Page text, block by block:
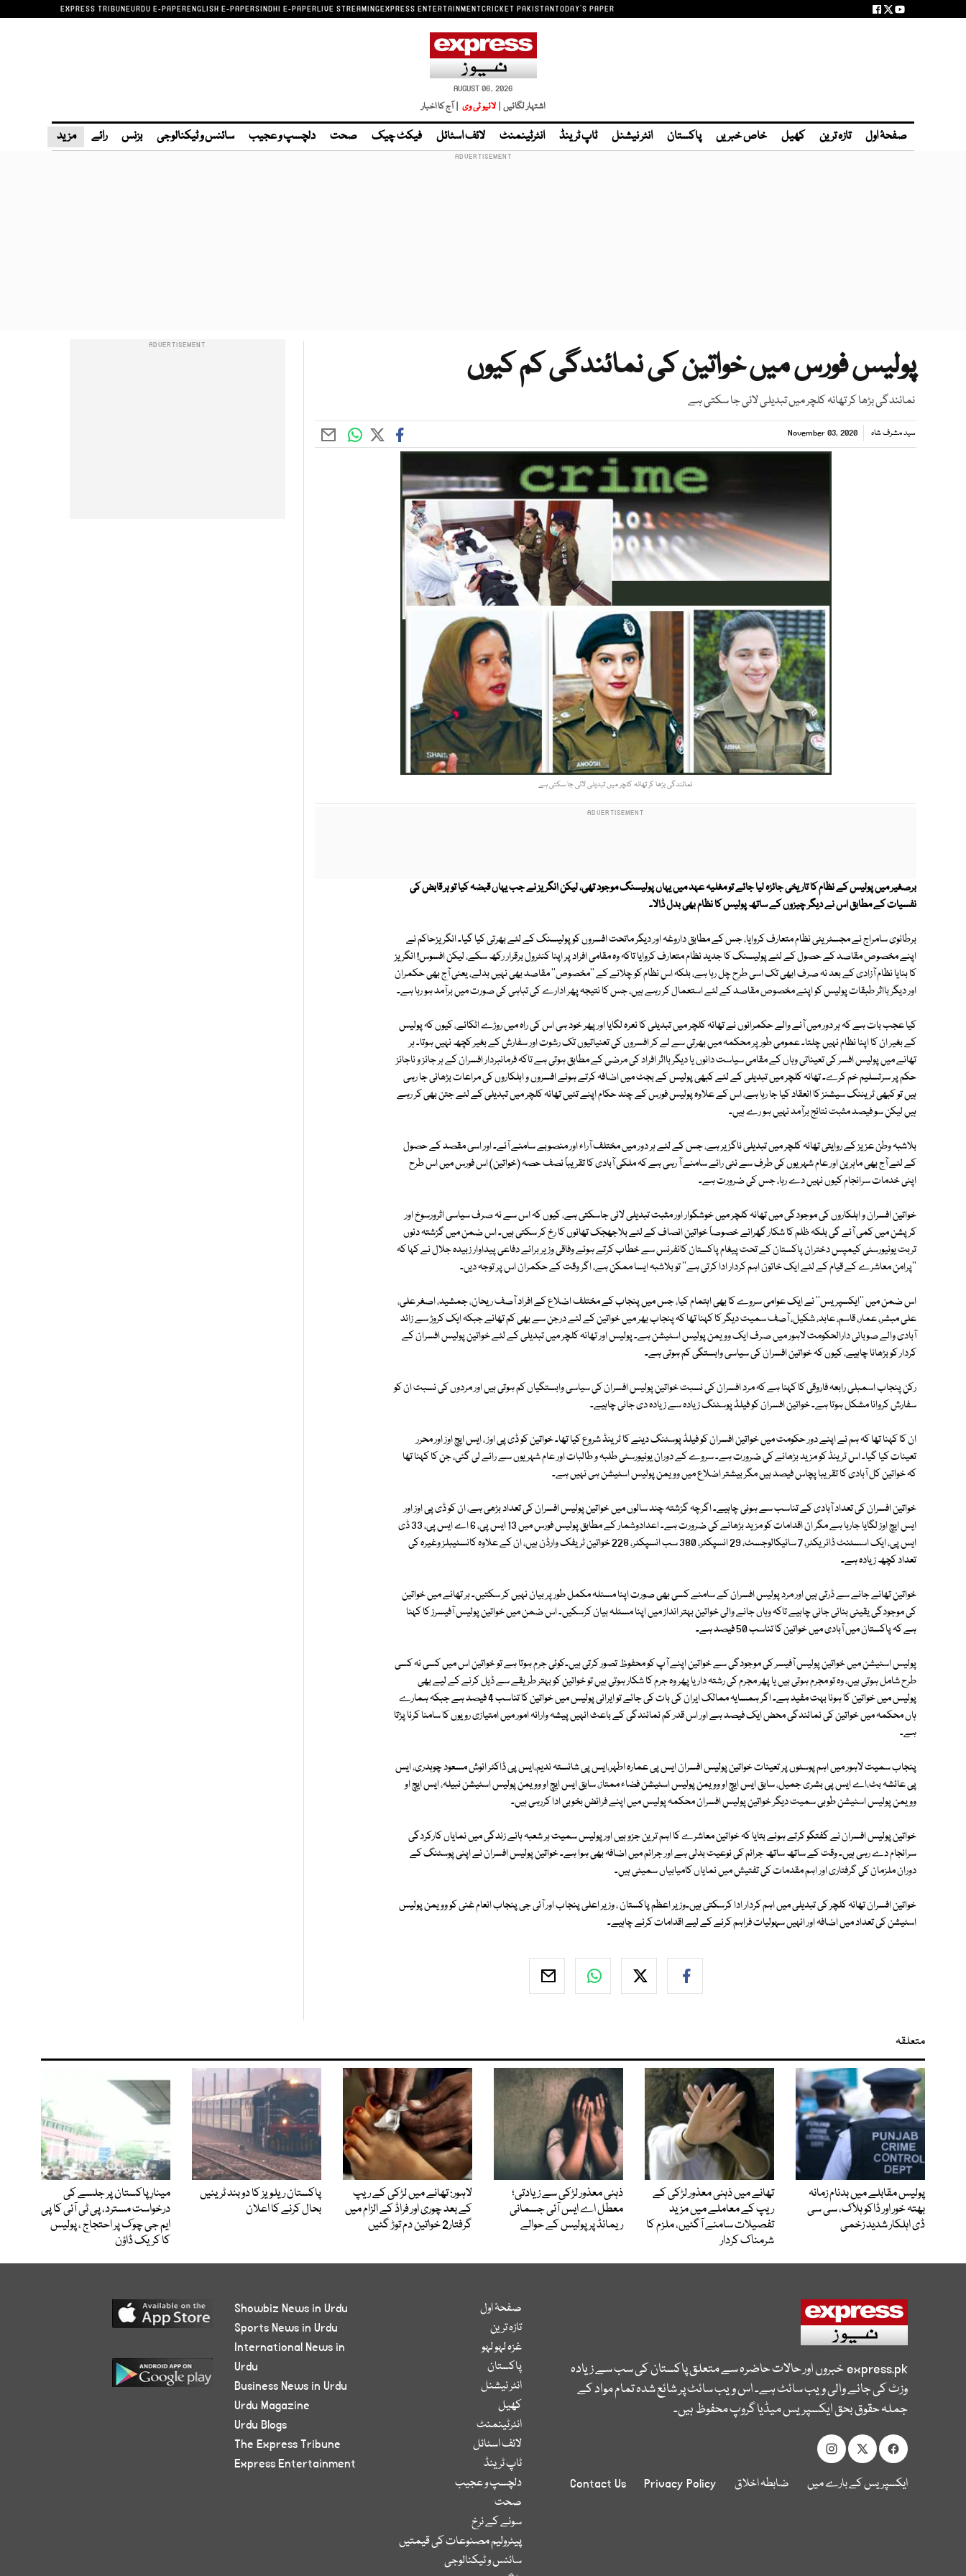
EXPRESS TRIBUNEURDU E-PAPERENGLISH E-PAPERSINDHI E-PAPERLIVE STREAMINGEXPRESS ENTERTAINMENTCRICKET PAKISTANTODAY'S PAPER
AUGUST 06, 2026
اشتہار لگائیں | لائیو ٹی وی | آج کا اخبار
صفحۂ اول تازہ ترین کھیل خاص خبریں پاکستان انٹر نیشنل ٹاپ ٹرینڈ انٹرٹینمنٹ لائف اسٹائل فیکٹ چیک صحت دلچسپ و عجیب سائنس و ٹیکنالوجی بزنس رائے مزید
پولیس فورس میں خواتین کی نمائندگی کم کیوں
نمائندگی بڑھا کر تھانہ کلچر میں تبدیلی لائی جا سکتی ہے
سید مشرف شاہ November 03, 2020
نمائندگی بڑھا کر تھانہ کلچر میں تبدیلی لائی جا سکتی ہے
برصغیر میں پولیس کے نظام کا تاریخی جائزہ لیا جائے تو مغلیہ عہد میں یہاں پولیسنگ موجود تھی، لیکن انگریز نے جب یہاں قبضہ کیا تو ہر قابض کی
نفسیات کے مطابق اس نے دیگر چیزوں کے ساتھ پولیس کا نظام بھی بدل ڈالا۔
برطانوی سامراج نے مجسٹریٹی نظام متعارف کروایا، جس کے مطابق داروغہ اور دیگر ماتحت افسروں کو پولیسنگ کے لئے بھرتی کیا گیا۔ انگریزحاکم نے
اپنے مخصوص مقاصد کے حصول کے لئے پولیسنگ کا جدید نظام متعارف کروایا تاکہ وہ مقامی افراد پر اپنا کنٹرول برقرار رکھ سکے، لیکن افسوس! انگریز
کا بنایا نظام آزادی کے بعد نہ صرف ابھی تک اسی طرح چل رہا ہے، بلکہ اس نظام کو چلانے کے ''مخصوص'' مقاصد بھی نہیں بدلے، یعنی آج بھی حکمران
اور دیگر بااثر طبقات پولیس کو اپنے مخصوص مقاصد کے لئے استعمال کر رہے ہیں، جس کا نتیجہ پھر ادارے کی تباہی کی صورت میں برآمد ہو رہا ہے۔
کیا عجب بات ہے کہ ہر دور میں آنے والے حکمرانوں نے تھانہ کلچر میں تبدیلی کا نعرہ لگایا اور پھر خود ہی اس کی راہ میں روڑے اٹکائے، کیوں کہ پولیس
کے بغیر ان کا اپنا نظام نہیں چلتا۔ عمومی طور پر محکمہ میں بھرتی سے لے کر افسروں کی تعنیاتیوں تک رشوت اور سفارش کے بغیر کچھ نہیں ہوتا۔ ہر
تھانے میں پولیس افسر کی تعیناتی وہاں کے مقامی سیاست دانوں یا دیگر بااثر افراد کی مرضی کے مطابق ہوتی ہے تاکہ فرمانبردار افسران کے ہر جائز و ناجائز
حکم پر سرتسلیم خم کرے۔ تھانہ کلچر میں تبدیلی کے لئے کبھی پولیس کے بجٹ میں اضافہ کرتے ہوئے افسروں و اہلکاروں کی مراعات بڑھائی جا رہی
ہیں تو کبھی ٹریننگ سیشنز کا انعقاد کیا جا رہا ہے، اس کے علاوہ پولیس فورس کے چند حکام اپنے تئیں تھانہ کلچر میں تبدیلی کے لئے جتن بھی کر رہے
ہیں لیکن سو فیصد مثبت نتائج برآمد نہیں ہو رے ہیں۔
بلاشبہ وطن عزیز کے روایتی تھانہ کلچر میں تبدیلی ناگزیر ہے، جس کے لئے ہر دور میں مختلف آراء اور منصوبے سامنے آئے۔ اور اسی مقصد کے حصول
کے لئے آج بھی ماہرین اور عام شہریوں کی طرف سے نئی رائے سامنے آ رہی ہے کہ ملکی آبادی کا تقریباً نصف حصہ (خواتین) اس فورس میں اس طرح
اپنی خدمات سرانجام کیوں نہیں دے رہا، جس کی ضرورت ہے۔
خواتین افسران و اہلکاروں کی موجودگی میں تھانہ کلچر میں خوشگوار اور مثبت تبدیلی لائی جاسکتی ہے، کیوں کہ اس سے نہ صرف سیاسی اثرورسوخ اور
کرپشن میں کمی آئے گی بلکہ ظلم کا شکار گھرانے خصوصاً خواتین انصاف کے لئے بلاجھجک تھانوں کا رخ کر سکتی ہیں۔ اس ضمن میں گزشتہ دنوں
تربت یونیورسٹی کیمپس دختران پاکستان کے تحت پیغام پاکستان کانفرنس سے خطاب کرتے ہوئے وفاقی وزیر برائے دفاعی پیداوار زبیدہ جلال نے کہا کہ
''پرامن معاشرے کے قیام کے لئے ایک خاتون اہم کردار ادا کرتی ہے'' تو بلاشبہ ایسا ممکن ہے، اگر وقت کے حکمران اس پر توجہ دیں۔
اس ضمن میں ''ایکسپریس'' نے ایک عوامی سروے کا بھی اہتمام کیا، جس میں پنجاب کے مختلف اضلاع کے افراد آصف ریحان، جمشید، اصغر علی،
علی مبشر، عمار، قاسم، عابد، شکیل، آصف سمیت دیگر کا کہنا تھا کہ پنجاب بھر میں خواتین کے لئے درجن سے بھی کم تھانے جبکہ ایک کروڑ سے زائد
آبادی والے صوبائی دارالحکومت لاہور میں صرف ایک وویمن پولیس اسٹیشن ہے۔ پولیس اور تھانہ کلچر میں تبدیلی کے لئے خواتین پولیس افسران کے
کردار کو بڑھانا چاہیے، کیوں کہ خواتین افسران کی سیاسی وابستگی کم ہوتی ہے۔
رکن پنجاب اسمبلی رابعہ فاروقی کا کہنا ہے کہ مرد افسران کی نسبت خواتین پولیس افسران کی سیاسی وابستگیاں کم ہوتی ہیں اور مردوں کی نسبت ان کو
سفارش کروانا مشکل ہوتا ہے۔ خواتین افسران کو فیلڈ پوسٹنگ زیادہ سے زیادہ دی جانی چاہیے۔
ان کا کہنا تھا کہ ہم نے اپنے دور حکومت میں خواتین افسران کو فیلڈ پوسٹنگ دینے کا ٹرینڈ شروع کیا تھا۔ خواتین کو ڈی پی اوز ، ایس ایچ اوز اور محرر
تعینات کیا گیا۔ اس ٹرینڈ کو مزید بڑھانے کی ضرورت ہے۔ سروے کے دوران یونیورسٹی طلبہ و طالبات اور عام شہریوں سے رائے لی گئی، جن کا کہنا تھا
کہ خواتین کل آبادی کا تقریبا پچاس فیصد ہیں مگر بیشتر اضلاع میں وویمن پولیس اسٹیشن ہی نہیں ہے۔
خواتین افسران کی تعداد آبادی کے تناسب سے ہونی چاہیے۔ اگرچہ گزشتہ چند سالوں میں خواتین پولیس افسران کی تعداد بڑھی ہے، ان کو ڈی پی اوز اور
ایس ایچ اوز لگایا جارہا ہے مگر ان اقدامات کو مزید بڑھانے کی ضرورت ہے۔ اعدادوشمار کے مطابق پولیس فورس میں 13 ایس پی، 6 اے ایس پی، 33 ڈی
ایس پی، ایک اسسٹنٹ ڈائریکٹر، 7 سائیکالوجسٹ، 29 انسپکٹر، 380 سب انسپکٹر، 228 خواتین ٹریفک وارڈن ہیں، ان کے علاوہ کانسٹیبلز وغیرہ کی
تعداد کچھ زیادہ ہے۔
خواتین تھانے جانے سے ڈرتی ہیں اور مرد پولیس افسران کے سامنے کسی بھی صورت اپنا مسئلہ مکمل طور پر بیان نہیں کر سکتیں۔ ہر تھانے میں خواتین
کی موجودگی یقینی بنائی جانی چاہیے تاکہ وہاں جانے والی خواتین بہتر انداز میں اپنا مسئلہ بیان کرسکیں۔ اس ضمن میں خواتین پولیس آفیسرز کا کہنا
ہے کہ پاکستان میں آبادی میں خواتین کا تناسب 50 فیصد ہے۔
پولیس اسٹیشن میں خواتین پولیس آفیسر کی موجودگی سے خواتین اپنے آپ کو محفوظ تصور کرتی ہیں۔کوئی جرم ہوتا ہے تو خواتین اس میں کسی نہ کسی
طرح شامل ہوتی ہیں، وہ تو مجرم ہوتی ہیں یا پھر مجرم کی رشتہ دار یا پھر وہ جرم کا شکار ہوتی ہیں تو خواتین کو بہتر طریقے سے ڈیل کرنے کے لیے بھی
پولیس میں خواتین کا ہونا بہت مفید ہے۔ اگر ہمسایہ ممالک ایران کی بات کی جائے تو ایرانی پولیس میں خواتین کا تناسب 4 فیصد ہے جبکہ ہمارے
ہاں محکمہ میں خواتین کی نمائندگی محض ایک فیصد ہے اور اس قدر کم نمائندگی کے باعث انہیں پیشہ وارانہ امور میں امتیازی رویوں کا سامنا کرنا پڑتا
ہے۔
پنجاب سمیت لاہور میں اہم پوسٹوں پر تعینات خواتین پولیس افسران ایس پی عمارہ اطہر،ایس پی شائستہ ندیم،ایس پی ڈاکٹر انوش مسعود چوہدری، ایس
پی عائشہ بٹ،اے ایس پی بشری جمیل، سابق ایس ایچ او وویمن پولیس اسٹیشن فضاء ممتاز، سابق ایس ایچ او وویمن پولیس اسٹیشن نبیلہ، ایس ایچ او
وویمن پولیس اسٹیشن طوبی سمیت دیگر خواتین پولیس افسران محکمہ پولیس میں اپنے فرائض بخوبی ادا کررہی ہیں۔
خواتین پولیس افسران نے گفتگو کرتے ہوئے بتایا کہ خواتین معاشرے کا اہم ترین جزو ہیں اور پولیس سمیت ہر شعبہ ہائے زندگی میں نمایاں کارکردگی
سرانجام دے رہی ہیں۔ وقت کے ساتھ ساتھ جرائم کی نوعیت بدلی ہے اور جرائم میں اضافہ بھی ہوا ہے۔ خواتین پولیس افسران نے اپنی پوسٹنگ کے
دوران ملزمان کی گرفتاری اور اہم مقدمات کی تفتیش میں نمایاں کامیابیاں سمیٹی ہیں۔
خواتین افسران تھانہ کلچر کی تبدیلی میں اہم کردار ادا کرسکتی ہیں۔وزیر اعظم پاکستان ، وزیر اعلی پنجاب اور آئی جی پنجاب انعام غنی کو وویمن پولیس
اسٹیشن کی تعداد میں اضافہ اور انہیں سہولیات فراہم کرنے کے لیے اقدامات کرنے چاہیے۔
متعلقہ
پولیس مقابلے میں بدنام زمانہ
بھتہ خور اور ڈاکو ہلاک، سی سی
ڈی اہلکار شدید زخمی
تھانے میں ذہنی معذور لڑکی کے
ریپ کے معاملے میں مزید
تفصیلات سامنے آگئیں، ملزم کا
شرمناک کردار
ذہنی معذور لڑکی سے زیادتی؛
معطل اے ایس آئی جسمانی
ریمانڈ پر پولیس کے حوالے
لاہور: تھانے میں لڑکی کے ریپ
کے بعد چوری اور فراڈ کے الزام میں
گرفتار2 خواتین دم توڑ گئیں
پاکستان ریلویز کا دو بند ٹرینیں
بحال کرنے کا اعلان
مینارِ پاکستان پر جلسے کی
درخواست مسترد، پی ٹی آئی کا پی
ایم جی چوک پر احتجاج ، پولیس
کا کریک ڈاؤن
express.pkخبروں اور حالات حاضرہ سے متعلق پاکستان کی سب سے زیادہ
وزٹ کی جانے والی ویب سائٹ ہے۔ اس ویب سائٹ پر شائع شدہ تمام مواد کے
جملہ حقوق بحق ایکسپریس میڈیا گروپ محفوظ ہیں۔
ایکسپریس کے بارے میں ضابطہ اخلاق Privacy Policy
Contact Us
صفحۂ اول
تازہ ترین
غزہ لہو لہو
پاکستان
انٹر نیشنل
کھیل
انٹرٹینمنٹ
لائف اسٹائل
ٹاپ ٹرینڈ
دلچسپ و عجیب
صحت
سونے کے نرخ
پیٹرولیم مصنوعات کی قیمتیں
سائنس و ٹیکنالوجی
Showbiz News in Urdu
Sports News in Urdu
International News in
Urdu
Business News in Urdu
Urdu Magazine
Urdu Blogs
The Express Tribune
Express Entertainment